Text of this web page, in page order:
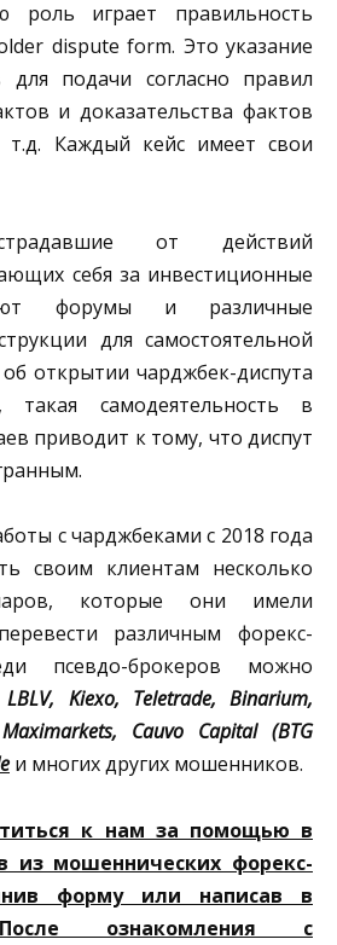
роль играет правильность
dispute form. Это указание
для подачи согласно правил
и доказательства фактов
т.д. Каждый кейс имеет свои
от действий
себя за инвестиционные
форумы и различные
для самостоятельной
открытии чарджбек-диспута
самодеятельность в
приводит к тому, что диспут
с чарджбеками с 2018 года
своим клиентам несколько
которые они имели
различным форекс-
псевдо-брокеров можно
LBLV, Kiexo, Teletrade, Binarium,
Cauvo Capital (BTG
и многих других мошенников.
к нам за помощью в
из мошеннических форекс-
форму или написав в
ознакомления с